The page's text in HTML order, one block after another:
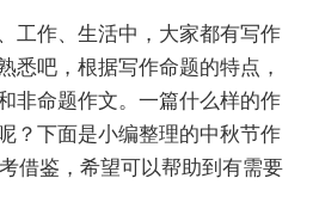
工作、生活中，大家都有写作
悉吧，根据写作命题的特点，
非命题作文。一篇什么样的作
？下面是小编整理的中秋节作
借鉴，希望可以帮助到有需要